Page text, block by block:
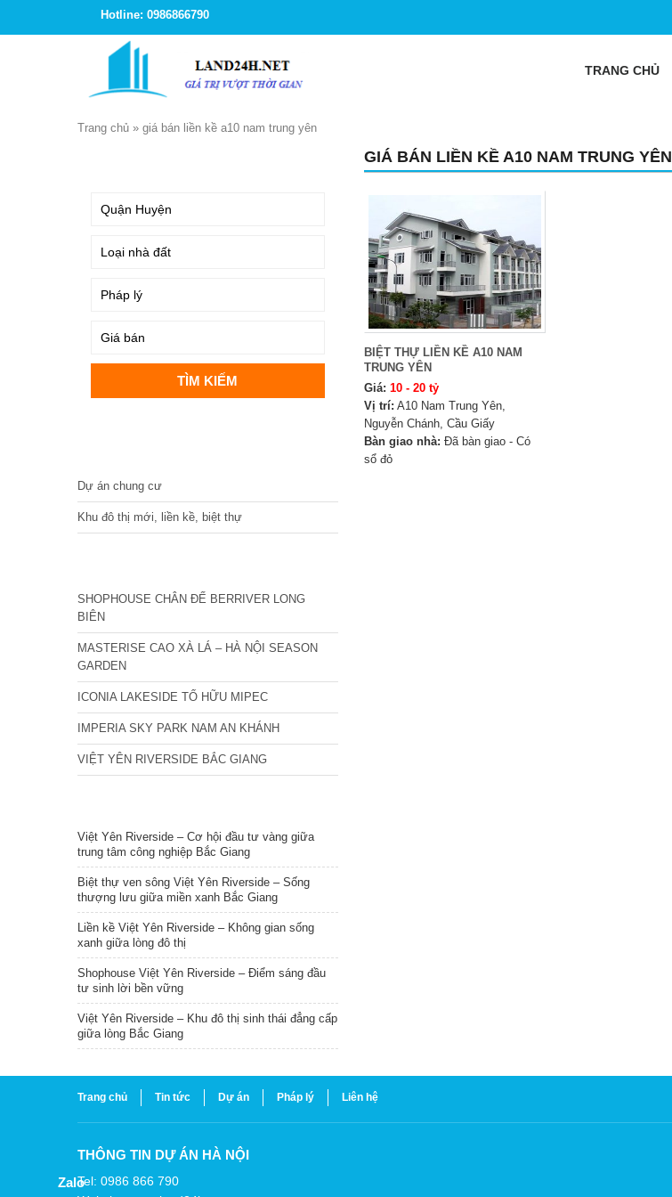
Hotline: 0986866790
TRANG CHỦ
Trang chủ » giá bán liền kề a10 nam trung yên
GIÁ BÁN LIỀN KỀ A10 NAM TRUNG YÊN
BIỆT THỰ LIỀN KỀ A10 NAM
TRUNG YÊN
Giá: 10 - 20 tỷ
Vị trí: A10 Nam Trung Yên,
Nguyễn Chánh, Cầu Giấy
Bàn giao nhà: Đã bàn giao - Có
sổ đỏ
Dự án chung cư
Khu đô thị mới, liền kề, biệt thự
SHOPHOUSE CHÂN ĐẾ BERRIVER LONG
BIÊN
MASTERISE CAO XÀ LÁ – HÀ NỘI SEASON
GARDEN
ICONIA LAKESIDE TỐ HỮU MIPEC
IMPERIA SKY PARK NAM AN KHÁNH
VIỆT YÊN RIVERSIDE BẮC GIANG
Việt Yên Riverside – Cơ hội đầu tư vàng giữa
trung tâm công nghiệp Bắc Giang
Biệt thự ven sông Việt Yên Riverside – Sống
thượng lưu giữa miền xanh Bắc Giang
Liền kề Việt Yên Riverside – Không gian sống
xanh giữa lòng đô thị
Shophouse Việt Yên Riverside – Điểm sáng đầu
tư sinh lời bền vững
Việt Yên Riverside – Khu đô thị sinh thái đẳng cấp
giữa lòng Bắc Giang
Trang chủ Tin tức Dự án Pháp lý Liên hệ
THÔNG TIN DỰ ÁN HÀ NỘI
Tel: 0986 866 790
Zalo